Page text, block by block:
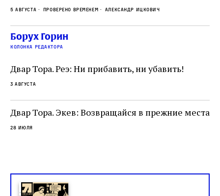
необычайное напряжение и сознательно
отказался приходить к Стене в Тиша бе‑Ав,
чтобы не собирать вокруг себя большое
количество хасидов и жителей города и тем
5 августа Проверено временем Александр Ицкович
Борух Горин
колонка редактора
Двар Тора. Реэ: Ни прибавить, ни убавить!
3 августа
Двар Тора. Экев: Возвращайся в прежние места
28 июля